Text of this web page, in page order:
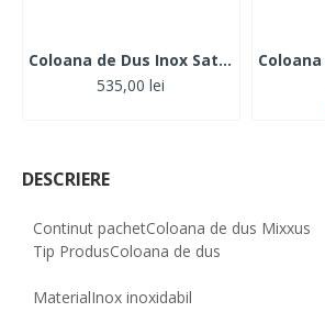
Coloana de Dus Inox Satinat Argintiu - RESIGILAT -
535,00 lei
DESCRIERE
Continut pachetColoana de dus Mixxus
Tip ProdusColoana de dus
MaterialInox inoxidabil